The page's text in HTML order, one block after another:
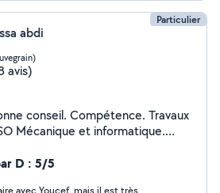
Particulier
abdi
avis)
conseil. Compétence. Travaux
Mécanique et informatique.
à disposition. Demandez !
D : 5/5
avec Youcef, mais il est très